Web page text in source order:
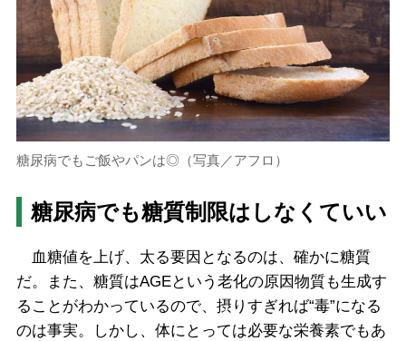
糖尿病でもご飯やパンは◎（写真／アフロ）
糖尿病でも糖質制限はしなくていい
血糖値を上げ、太る要因となるのは、確かに糖質
だ。また、糖質はAGEという老化の原因物質も生成す
ることがわかっているので、摂りすぎれば“毒”になる
のは事実。しかし、体にとっては必要な栄養素でもあ